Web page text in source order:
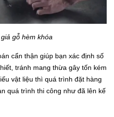
gỗ hèm khóa
cẩn thận giúp bạn xác định số
tránh mang thừa gây tốn kém
vật liệu thì quá trình đặt hàng
quá trình thi công như đã lên kế